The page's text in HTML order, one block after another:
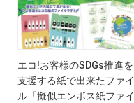
エコ!お客様のSDGs推進を
支援する紙で出来たファイ
ル「擬似エンボス紙ファイ